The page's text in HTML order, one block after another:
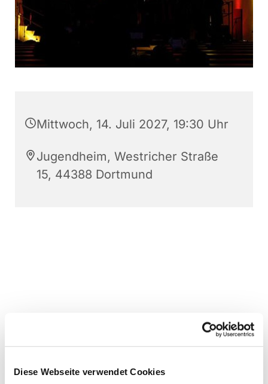
Diese Webseite verwendet Cookies
Mittwoch, 14. Juli 2027, 19:30 Uhr
Jugendheim, Westricher Straße
15, 44388 Dortmund